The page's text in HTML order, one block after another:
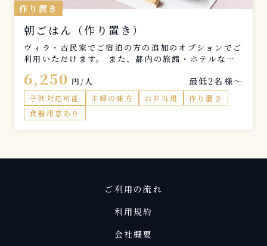
作り置き
朝ごはん（作り置き）
ヴィラ・古民家でご宿泊の方の追加のオプションでご
利用いただけます。 また、都内の旅館・ホテルなど
ます。
6,250 円/人 最低2名様〜
子供対応可能 主婦の味方 お弁当用
作り置き
食器用意あり
ご利用の流れ
利用規約
会社概要